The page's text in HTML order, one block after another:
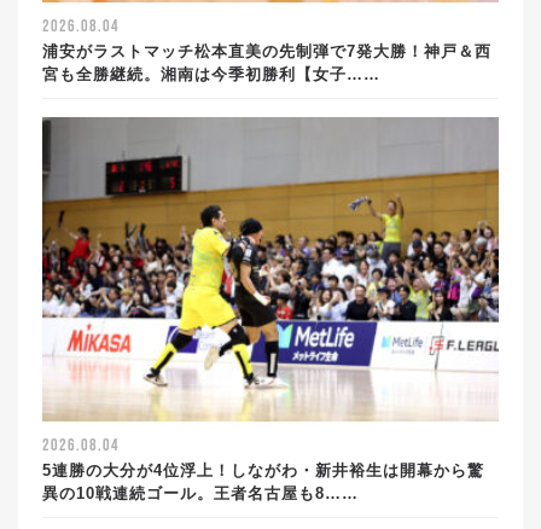
2026.08.04
浦安がラストマッチ松本直美の先制弾で7発大勝！神戸＆西
宮も全勝継続。湘南は今季初勝利【女子……
2026.08.04
5連勝の大分が4位浮上！しながわ・新井裕生は開幕から驚
異の10戦連続ゴール。王者名古屋も8……